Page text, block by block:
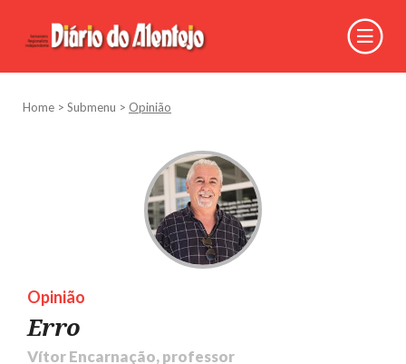
Home > Submenu > Opinião
Opinião
Erro
Vítor Encarnação, professor